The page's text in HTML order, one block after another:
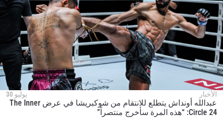
الأخبار يوليو 30
عبدالله أونداش يتطلع للانتقام من شوكبريشا في عرض The Inner
Circle 24: “هذه المرة سأخرج منتصراً”